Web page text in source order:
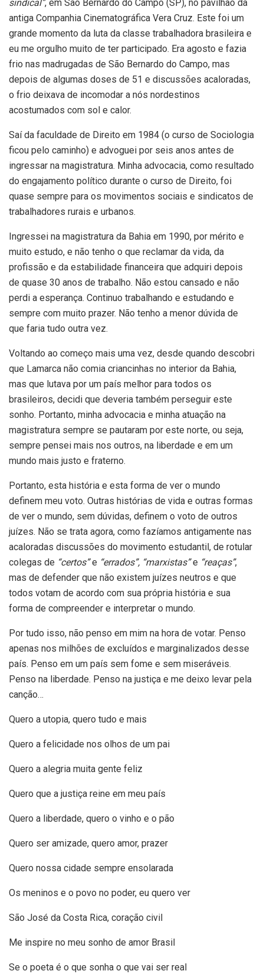
sindical”, em São Bernardo do Campo (SP), no pavilhão da
antiga Companhia Cinematográfica Vera Cruz. Este foi um
grande momento da luta da classe trabalhadora brasileira e
eu me orgulho muito de ter participado. Era agosto e fazia
frio nas madrugadas de São Bernardo do Campo, mas
depois de algumas doses de 51 e discussões acaloradas,
o frio deixava de incomodar a nós nordestinos
acostumados com sol e calor.
Saí da faculdade de Direito em 1984 (o curso de Sociologia
ficou pelo caminho) e advoguei por seis anos antes de
ingressar na magistratura. Minha advocacia, como resultado
do engajamento político durante o curso de Direito, foi
quase sempre para os movimentos sociais e sindicatos de
trabalhadores rurais e urbanos.
Ingressei na magistratura da Bahia em 1990, por mérito e
muito estudo, e não tenho o que reclamar da vida, da
profissão e da estabilidade financeira que adquiri depois
de quase 30 anos de trabalho. Não estou cansado e não
perdi a esperança. Continuo trabalhando e estudando e
sempre com muito prazer. Não tenho a menor dúvida de
que faria tudo outra vez.
Voltando ao começo mais uma vez, desde quando descobri
que Lamarca não comia criancinhas no interior da Bahia,
mas que lutava por um país melhor para todos os
brasileiros, decidi que deveria também perseguir este
sonho. Portanto, minha advocacia e minha atuação na
magistratura sempre se pautaram por este norte, ou seja,
sempre pensei mais nos outros, na liberdade e em um
mundo mais justo e fraterno.
Portanto, esta história e esta forma de ver o mundo
definem meu voto. Outras histórias de vida e outras formas
de ver o mundo, sem dúvidas, definem o voto de outros
juízes. Não se trata agora, como fazíamos antigamente nas
acaloradas discussões do movimento estudantil, de rotular
colegas de “certos”e “errados”, “marxistas”e “reaças”,
mas de defender que não existem juízes neutros e que
todos votam de acordo com sua própria história e sua
forma de compreender e interpretar o mundo.
Por tudo isso, não penso em mim na hora de votar. Penso
apenas nos milhões de excluídos e marginalizados desse
país. Penso em um país sem fome e sem miseráveis.
Penso na liberdade. Penso na justiça e me deixo levar pela
canção…
Quero a utopia, quero tudo e mais
Quero a felicidade nos olhos de um pai
Quero a alegria muita gente feliz
Quero que a justiça reine em meu país
Quero a liberdade, quero o vinho e o pão
Quero ser amizade, quero amor, prazer
Quero nossa cidade sempre ensolarada
Os meninos e o povo no poder, eu quero ver
São José da Costa Rica, coração civil
Me inspire no meu sonho de amor Brasil
Se o poeta é o que sonha o que vai ser real